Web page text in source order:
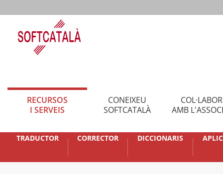
RECURSOS
I SERVEIS
CONEIXEU
SOFTCATALÀ
AMB
TRADUCTOR CORRECTOR DICCIONARIS